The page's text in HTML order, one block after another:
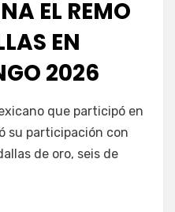
EL REMO
EN
2026
que participó en
su participación con
de oro, seis de